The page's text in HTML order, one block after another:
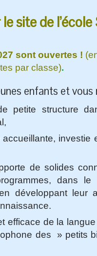
site de
sont ouvertes !
par classe).
enfants et vous
petite structure
investie
de solides
dans
développant leur
efficace de la
des » petits